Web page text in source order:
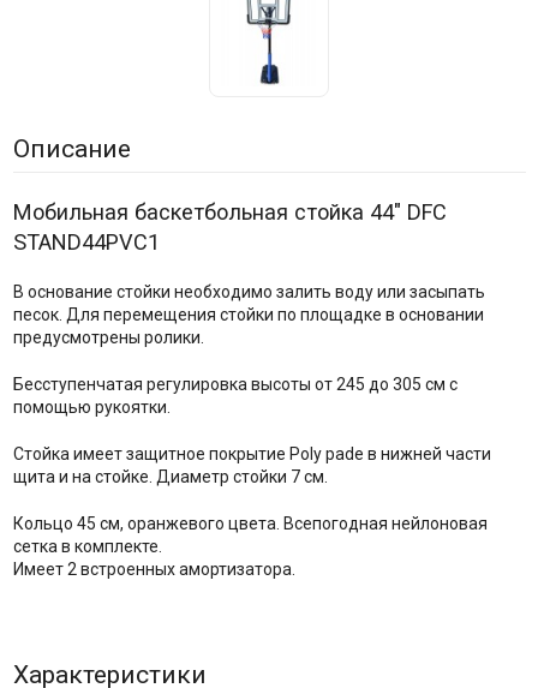
Описание
Мобильная баскетбольная стойка 44" DFC
STAND44PVC1
В основание стойки необходимо залить воду или засыпать
песок. Для перемещения стойки по площадке в основании
предусмотрены ролики.
Бесступенчатая регулировка высоты от 245 до 305 см с
помощью рукоятки.
Стойка имеет защитное покрытие Poly pade в нижней части
щита и на стойке. Диаметр стойки 7 см.
Кольцо 45 см, оранжевого цвета. Всепогодная нейлоновая
сетка в комплекте.
Имеет 2 встроенных амортизатора.
Характеристики